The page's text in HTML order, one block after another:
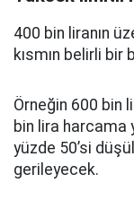
400 bin liranın
kısmın belirli
Örneğin 600 bin
bin lira harcama
yüzde 50’si
gerileyecek.